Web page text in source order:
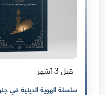
قبل 3 أشهر
سلسلة الهوية الدينية في